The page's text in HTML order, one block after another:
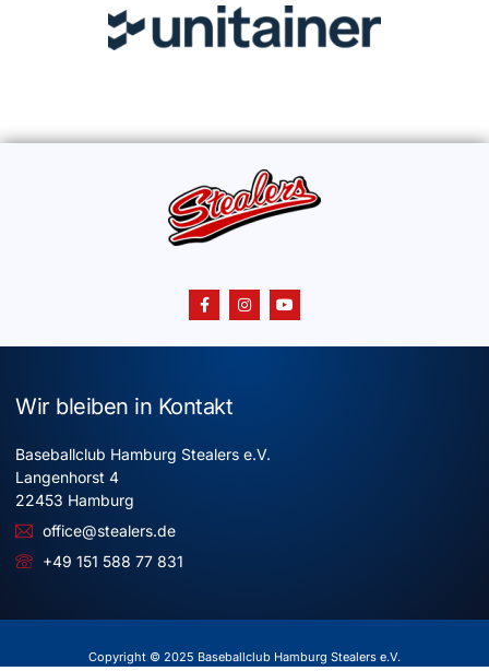
Wir bleiben in Kontakt
Baseballclub Hamburg Stealers e.V.
Langenhorst 4
22453 Hamburg
office@stealers.de
+49 151 588 77 831
Copyright © 2025 Baseballclub Hamburg Stealers e.V.